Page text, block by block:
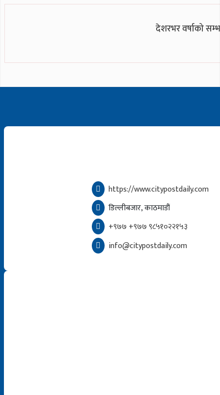
देशरभर वर्षाको
https://www.citypostdaily.com
डिल्लीबजार, काठमाडौं
+९७७ +९७७ ९८५१०२२१५३
info@citypostdaily.com